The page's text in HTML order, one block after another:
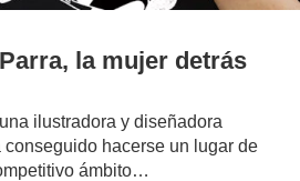
la mujer detrás
ilustradora y diseñadora
hacerse un lugar de
ámbito…